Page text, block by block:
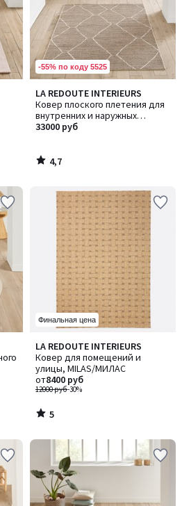
-55% по коду 5525
LA REDOUTE INTERIEURS
Ковер плоского плетения для
внутренних и наружных
помещений , Helga / Хельга
33000 руб
4,7
/ 5
4,7
/
Финальная цена
LA REDOUTE INTERIEURS
Ковер для помещений и
улицы, MILAS/МИЛАС
12000 руб-30%
от8400 руб
5
/
5
5
/